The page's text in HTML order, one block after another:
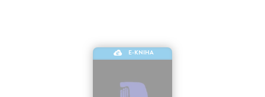
E-KNIHA